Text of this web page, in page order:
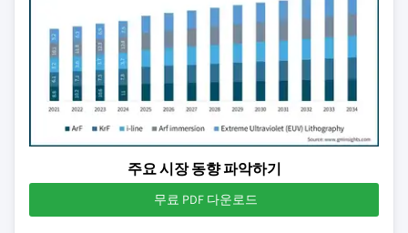
주요 시장 동향 파악하기
무료 PDF 다운로드